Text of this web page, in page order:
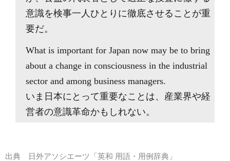
意識を検事一人ひとりに徹底させることが重
要だ。
What is important for Japan now may be to bring
about a change in consciousness in the industrial
sector and among business managers.
いま日本にとって重要なことは、産業界や経
営者の意識革命かもしれない。
出典
日外アソシエーツ「英和 用語・用例辞典」